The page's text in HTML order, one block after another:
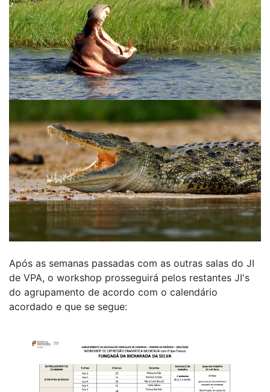
Após as semanas passadas com as outras salas do JI
de VPA, o workshop prosseguirá pelos restantes JI's
do agrupamento de acordo com o calendário
acordado e que se segue: